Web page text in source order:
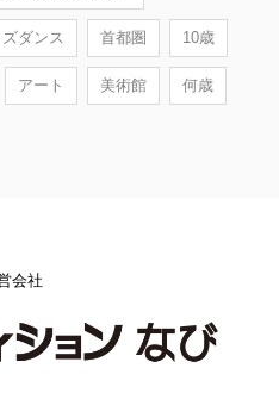
ダンス 首都圏 10歳
アート 美術館 何歳
会社